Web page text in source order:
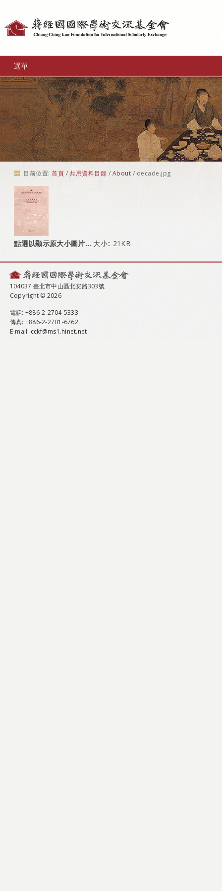
選單
目前位置: 首頁 /共用資料目錄 / About / decade.jpg
點選以顯示原大小圖片… 大小:: 21KB
104037 臺北市中山區北安路303號
Copyright © 2026
電話: +886-2-2704-5333
傳真: +886-2-2701-6762
E-mail: cckf@ms1.hinet.net